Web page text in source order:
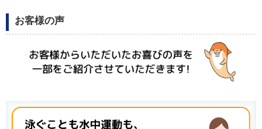
お客様の声